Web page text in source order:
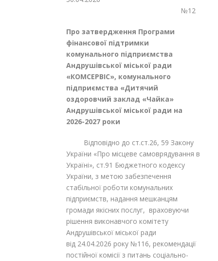
№12
Про затвердження Програми
фінансової підтримки
комунального підприємства
Андрушівської міської ради
«КОМСЕРВІС», комунального
підприємства «Дитячий
оздоровчий заклад «Чайка»
Андрушівської міської ради на
2026-2027 роки
Відповідно до ст.ст.26, 59 Закону
України «Про місцеве самоврядування в
Україні», ст.91 Бюджетного кодексу
України, з метою забезпечення
стабільної роботи комунальних
підприємств, надання мешканцям
громади якісних послуг, враховуючи
рішення виконавчого комітету
Андрушівської міської ради
від 24.04.2026 року №116, рекомендації
постійної комісії з питань соціально-